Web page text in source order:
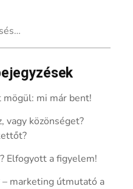
mi már bent!
vagy közönséget?
Elfogyott a figyelem!
marketing útmutató a